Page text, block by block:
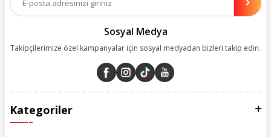
esas alarak yürütüyoruz.
Sosyal Medya
Takipçilerimize özel kampanyalar için sosyal medyadan bizleri takip edin.
Kategoriler